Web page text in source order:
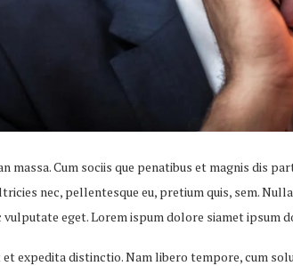
massa. Cum sociis que penatibus et magnis dis
nec, pellentesque eu, pretium quis, sem.
eget. Lorem ispum dolore siamet ipsum
expedita distinctio. Nam libero tempore, cum